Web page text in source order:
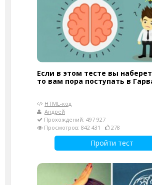
Если в этом тесте вы
то вам пора поступать в
HTML-код
Андрей
Прохождений: 497 927
Просмотров: 842 431
278
Пройти тест